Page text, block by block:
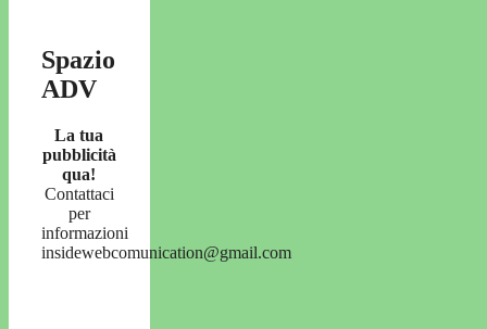
Spazio
ADV
La tua
pubblicità
qua!
Contattaci
per
informazioni
insidewebcomunication@gmail.com